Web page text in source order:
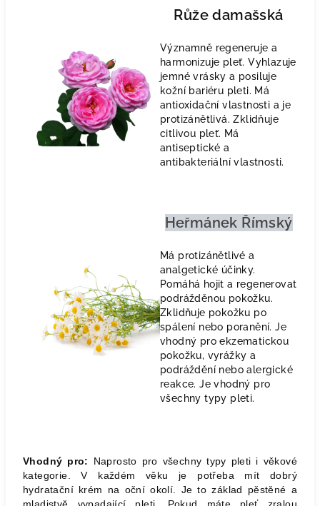
Růže damašská
Významně regeneruje a
harmonizuje pleť. Vyhlazuje
jemné vrásky a posiluje
kožní bariéru pleti. Má
antioxidační vlastnosti a je
protizánětlivá. Zklidňuje
citlivou pleť. Má
antiseptické a
antibakteriální vlastnosti.
Heřmánek Římský
Má protizánětlivé a
analgetické účinky.
Pomáhá hojit a regenerovat
podrážděnou pokožku.
Zklidňuje pokožku po
spálení nebo poranění. Je
vhodný pro ekzematickou
pokožku, vyrážky a
podráždění nebo alergické
reakce. Je vhodný pro
všechny typy pleti.
Vhodný pro: Naprosto pro všechny typy pleti i věkové
kategorie. V každém věku je potřeba mít dobrý
hydratační krém na oční okolí. Je to základ pěstěné a